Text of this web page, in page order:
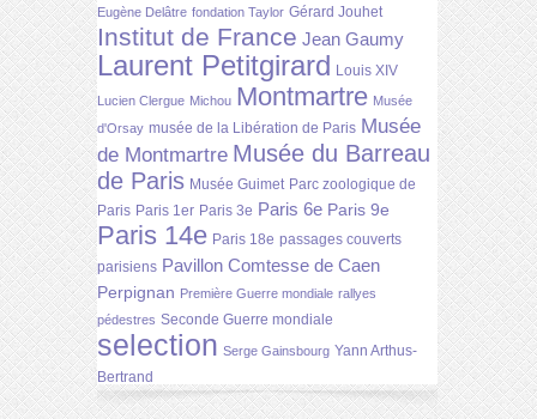
Eugène Delâtre fondation Taylor Gérard Jouhet
Institut de France Jean Gaumy
Laurent Petitgirard Louis XIV
Lucien Clergue Michou Montmartre Musée
d'Orsay musée de la Libération de Paris Musée
de Montmartre Musée du Barreau
de Paris Musée Guimet Parc zoologique de
Paris Paris 1er Paris 3e Paris 6e Paris 9e
Paris 14e Paris 18e passages couverts
parisiens Pavillon Comtesse de Caen
Perpignan Première Guerre mondiale rallyes
pédestres Seconde Guerre mondiale
selection Serge Gainsbourg Yann Arthus-
Bertrand